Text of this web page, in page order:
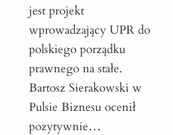
jest projekt
wprowadzający UPR do
polskiego porządku
prawnego na stałe.
Bartosz Sierakowski w
Pulsie Biznesu ocenił
pozytywnie…